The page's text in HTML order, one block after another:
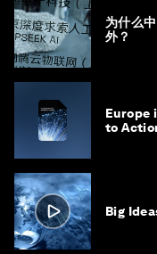
为什么
外？
Europe
to
Big